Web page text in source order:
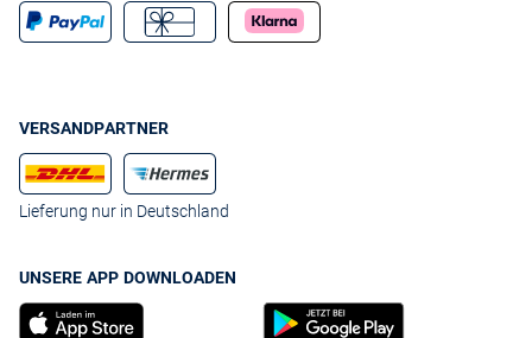
VERSANDPARTNER
Lieferung nur in Deutschland
UNSERE APP DOWNLOADEN